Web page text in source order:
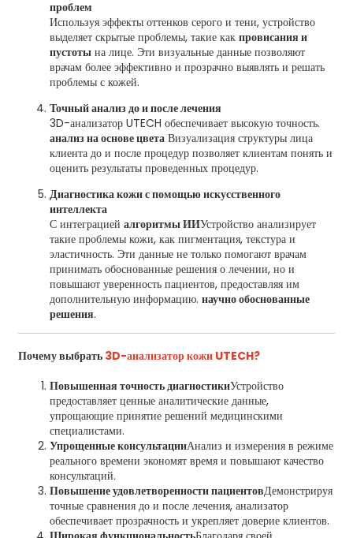
проблем
Используя эффекты оттенков серого и тени, устройство
выделяет скрытые проблемы, такие как провисания и
пустотына лице. Эти визуальные данные позволяют
врачам более эффективно и прозрачно выявлять и решать
проблемы с кожей.
Точный анализ до и после лечения
3D-анализатор UTECH обеспечивает высокую точность.
анализ на основе цветаВизуализация структуры лица
клиента до и после процедур позволяет клиентам понять и
оценить результаты проведенных процедур.
Диагностика кожи с помощью искусственного
интеллекта
С интеграцией алгоритмы ИИУстройство анализирует
такие проблемы кожи, как пигментация, текстура и
эластичность. Эти данные не только помогают врачам
принимать обоснованные решения о лечении, но и
повышают уверенность пациентов, предоставляя им
дополнительную информацию. научно обоснованные
решения.
Почему выбрать 3D-анализатор кожи UTECH?
Повышенная точность диагностикиУстройство
предоставляет ценные аналитические данные,
упрощающие принятие решений медицинскими
специалистами.
Упрощенные консультацииАнализ и измерения в режиме
реального времени экономят время и повышают качество
консультаций.
Повышение удовлетворенности пациентовДемонстрируя
точные сравнения до и после лечения, анализатор
обеспечивает прозрачность и укрепляет доверие клиентов.